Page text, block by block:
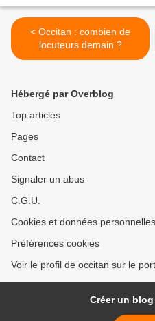
< Occitan : combien de
locuteurs demain ?
Hébergé par Overblog
Top articles
Pages
Contact
Signaler un abus
C.G.U.
Cookies et données personnelles
Préférences cookies
Voir le profil de occitan sur le
Créer un